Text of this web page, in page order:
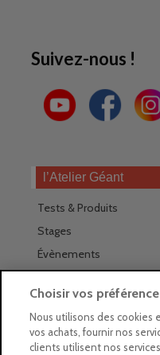
Suivez-nous !
l’Atelier Géant
Tests & Produits
Stages
Évènements
Trouver nos magasins
La newsletter des
Choisir vos
Nous utilisons des cookies
vos achats, fournir nos
clients utilisent nos